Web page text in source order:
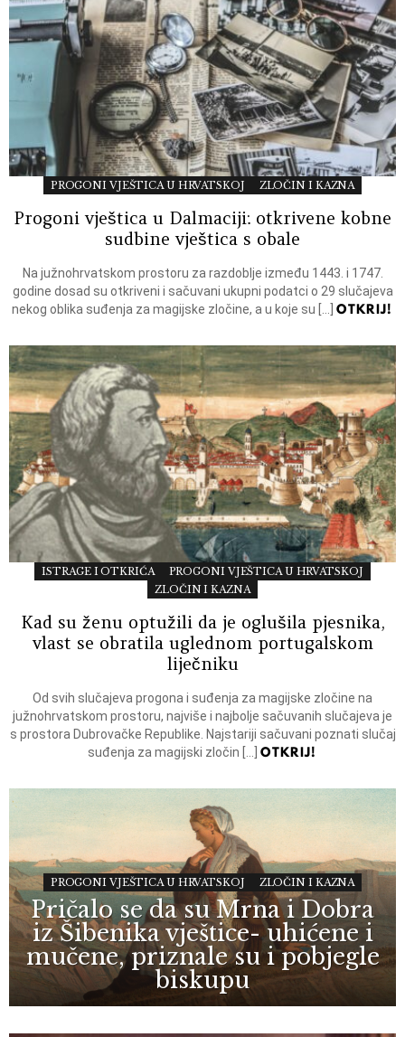
PROGONI VJEŠTICA U HRVATSKOJ ZLOČIN I KAZNA
Progoni vještica u Dalmaciji: otkrivene kobne
sudbine vještica s obale
Na južnohrvatskom prostoru za razdoblje između 1443. i 1747.
godine dosad su otkriveni i sačuvani ukupni podatci o 29 slučajeva
nekog oblika suđenja za magijske zločine, a u koje su […]OTKRIJ!
ISTRAGE I OTKRIĆA
PROGONI VJEŠTICA U HRVATSKOJ
ZLOČIN I KAZNA
Kad su ženu optužili da je oglušila pjesnika,
vlast se obratila uglednom portugalskom
liječniku
Od svih slučajeva progona i suđenja za magijske zločine na
južnohrvatskom prostoru, najviše i najbolje sačuvanih slučajeva je
s prostora Dubrovačke Republike. Najstariji sačuvani poznati slučaj
suđenja za magijski zločin […]OTKRIJ!
PROGONI VJEŠTICA U HRVATSKOJ ZLOČIN I KAZNA
Pričalo se da su Mrna i Dobra
iz Šibenika vještice- uhićene i
mučene, priznale su i pobjegle
biskupu